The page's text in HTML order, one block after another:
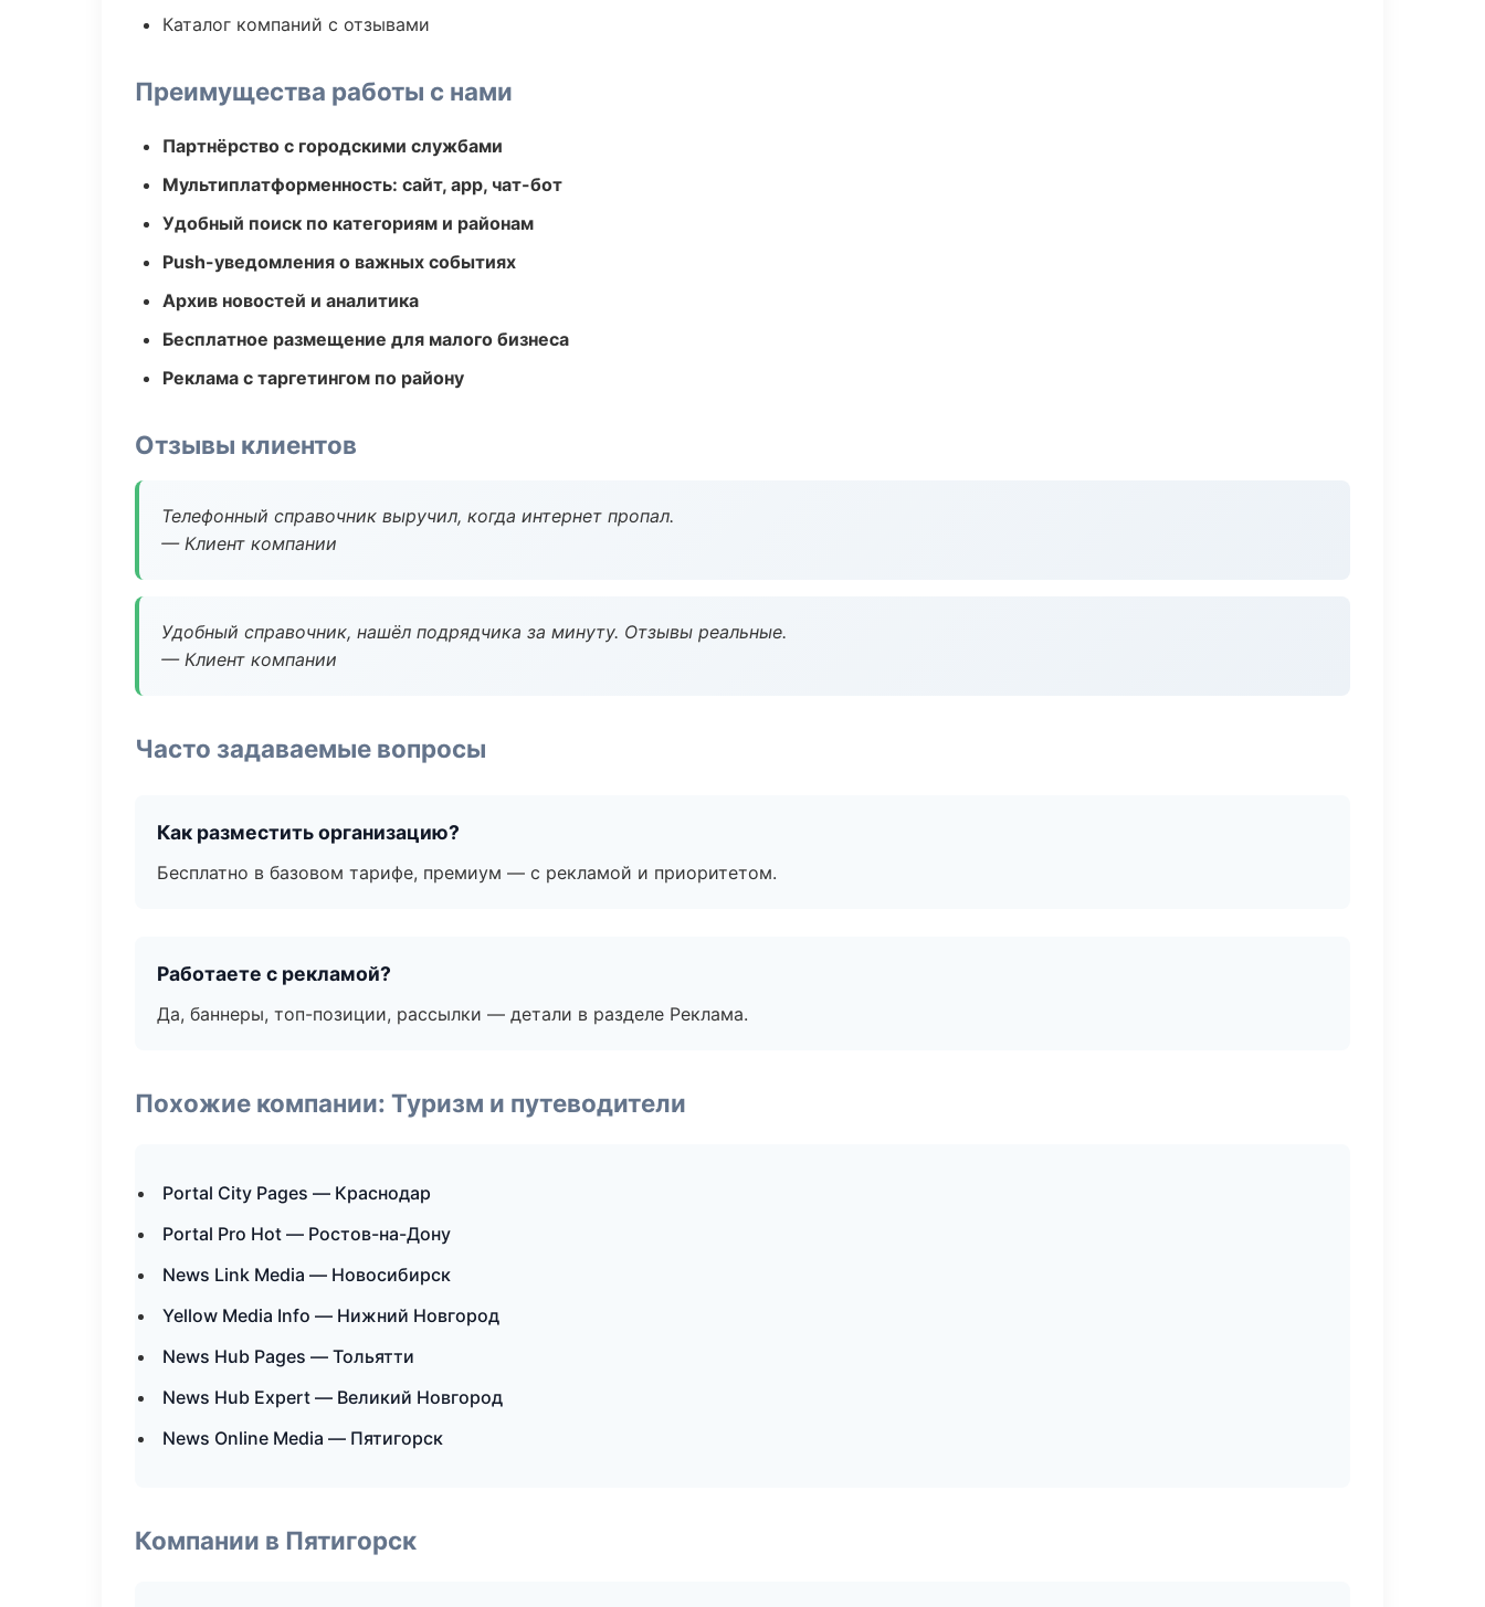
Каталог компаний с отзывами
Преимущества работы с нами
Партнёрство с городскими службами
Мультиплатформенность: сайт, app, чат-бот
Удобный поиск по категориям и районам
Push-уведомления о важных событиях
Архив новостей и аналитика
Бесплатное размещение для малого бизнеса
Реклама с таргетингом по району
Отзывы клиентов
Телефонный справочник выручил, когда интернет пропал.
— Клиент компании
Удобный справочник, нашёл подрядчика за минуту. Отзывы реальные.
— Клиент компании
Часто задаваемые вопросы
Как разместить организацию?
Бесплатно в базовом тарифе, премиум — с рекламой и приоритетом.
Работаете с рекламой?
Да, баннеры, топ-позиции, рассылки — детали в разделе Реклама.
Похожие компании: Туризм и путеводители
Portal City Pages — Краснодар
Portal Pro Hot — Ростов-на-Дону
News Link Media — Новосибирск
Yellow Media Info — Нижний Новгород
News Hub Pages — Тольятти
News Hub Expert — Великий Новгород
News Online Media — Пятигорск
Компании в Пятигорск